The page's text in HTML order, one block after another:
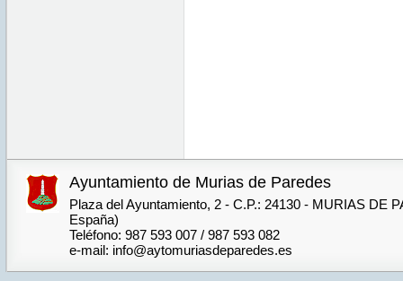
Ayuntamiento de Murias de Paredes
Plaza del Ayuntamiento, 2 - C.P.: 24130 - MURIAS DE
España)
Teléfono: 987 593 007 / 987 593 082
e-mail: info@aytomuriasdeparedes.es